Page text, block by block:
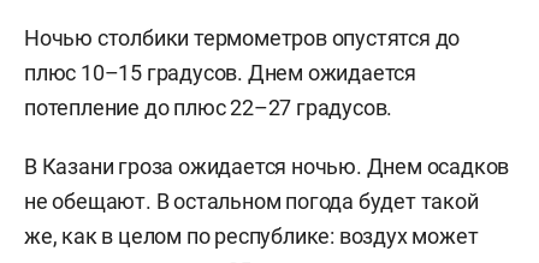
Ночью столбики термометров опустятся до
плюс 10–15 градусов. Днем ожидается
потепление до плюс 22–27 градусов.
В Казани гроза ожидается ночью. Днем осадков
не обещают. В остальном погода будет такой
же, как в целом по республике: воздух может